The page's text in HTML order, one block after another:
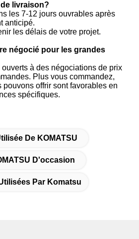
livraison?
les 7-12 jours ouvrables après
anticipé.
les délais de votre projet.
négocié pour les grandes
à des négociations de prix
Plus vous commandez,
pouvons offrir sont favorables en
spécifiques.
De KOMATSU
D'occasion
Par Komatsu